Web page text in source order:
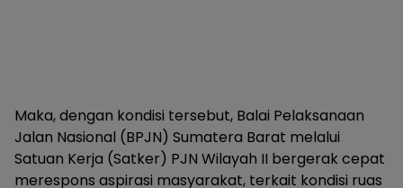
Maka, dengan kondisi tersebut, Balai Pelaksanaan
Jalan Nasional (BPJN) Sumatera Barat melalui
Satuan Kerja (Satker) PJN Wilayah II bergerak cepat
merespons aspirasi masyarakat, terkait kondisi ruas